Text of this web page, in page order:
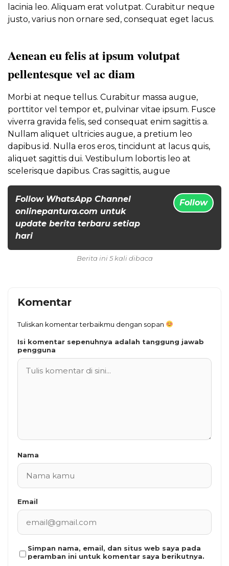
lacinia leo. Aliquam erat volutpat. Curabitur neque
justo, varius non ornare sed, consequat eget lacus.
Aenean eu felis at ipsum volutpat
pellentesque vel ac diam
Morbi at neque tellus. Curabitur massa augue,
porttitor vel tempor et, pulvinar vitae ipsum. Fusce
viverra gravida felis, sed consequat enim sagittis a.
Nullam aliquet ultricies augue, a pretium leo
dapibus id. Nulla eros eros, tincidunt at lacus quis,
aliquet sagittis dui. Vestibulum lobortis leo at
scelerisque dapibus. Cras sagittis, augue
Follow WhatsApp Channel
onlinepantura.com untuk
update berita terbaru setiap
hari
Follow
Berita ini 5 kali dibaca
Komentar
Tuliskan komentar terbaikmu dengan sopan
Isi komentar sepenuhnya adalah tanggung jawab
pengguna
Nama
Email
Simpan nama, email, dan situs web saya pada
peramban ini untuk komentar saya berikutnya.